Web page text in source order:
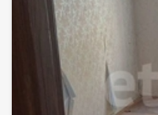
продажа в рассрочку. При
номер варианта -